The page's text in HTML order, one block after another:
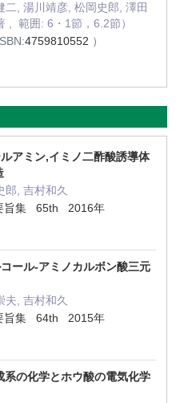
, 湯川靖彦, 松岡史郎, 澤田
, 範囲: 6・1節，6.2節）
4759810552 ）
アミン,イミノ二酢酸誘導体
郎, 吉村和久
旨集 65th 2016年
ール-アミノカルボン酸三元
夫, 吉村和久
旨集 64th 2015年
の化学とホウ酸の電気化学